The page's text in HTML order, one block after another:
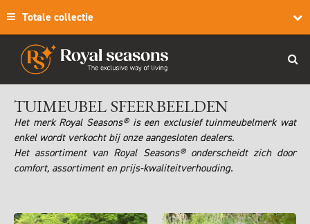
Totale collectie
TUIMEUBEL SFEERBEELDEN
Het merk Royal Seasons® is een exclusief tuinmeubelmerk wat
enkel wordt verkocht bij onze aangesloten dealers.
Het assortiment van Royal Seasons® onderscheidt zich door
comfort, assortiment en prijs-kwaliteitverhouding.